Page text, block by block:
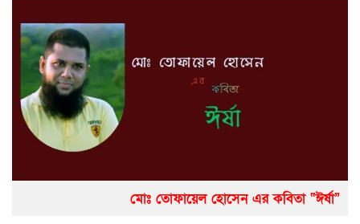
মোঃ তোফায়েল হোসেন এর কবিতা “ঈর্ষা”